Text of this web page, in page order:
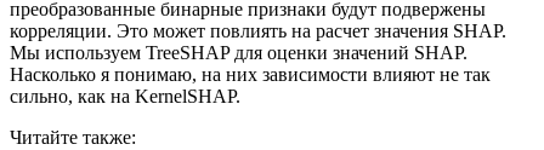
преобразованные бинарные признаки будут подвержены
корреляции. Это может повлиять на расчет значения SHAP.
Мы используем TreeSHAP для оценки значений SHAP.
Насколько я понимаю, на них зависимости влияют не так
сильно, как на KernelSHAP.
Читайте также: